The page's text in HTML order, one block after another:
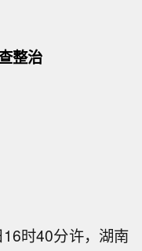
整治
时40分许，湖南